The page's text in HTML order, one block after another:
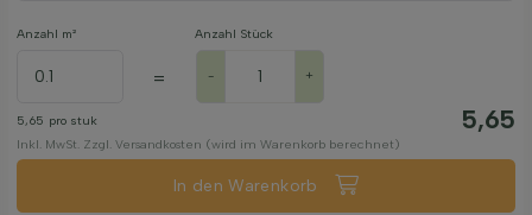
Anzahl m²
=
Anzahl Stück
- +
5,65 pro stuk 5,65
Inkl. MwSt. Zzgl. Versandkosten (wird im Warenkorb berechnet)
In den Warenkorb